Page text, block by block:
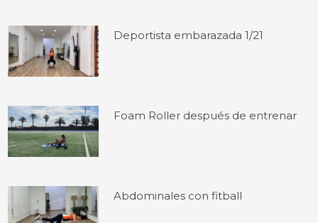
Deportista embarazada 1/21
Foam Roller después de entrenar
Abdominales con fitball